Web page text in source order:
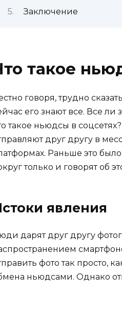
Заключение
такое
говоря, трудно
его знают все. Все
такое ньюдсы в
друг другу в
Раньше это
только и говорят об
явления
дарят друг другу
фото так просто,
ньюдсами. Однако